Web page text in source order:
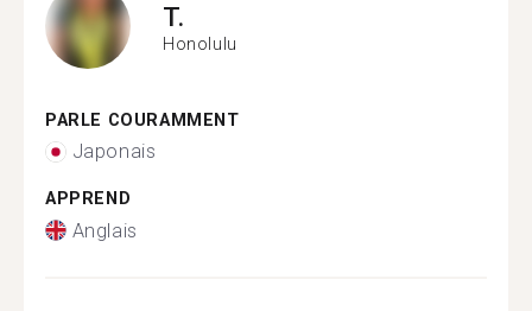
T.
Honolulu
PARLE COURAMMENT
Japonais
APPREND
Anglais